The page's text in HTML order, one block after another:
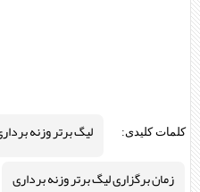
کلمات کلیدی:
لیگ برتر وزنه
زمان برگزاری لیگ برتر وزنه برداری